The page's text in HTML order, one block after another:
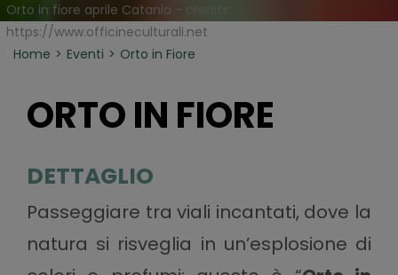
Orto in fiore aprile Catania - credits:
https://www.officineculturali.net
Home
Eventi Orto in Fiore
ORTO IN FIORE
DETTAGLIO
Passeggiare tra viali incantati, dove la
natura si risveglia in un’esplosione di